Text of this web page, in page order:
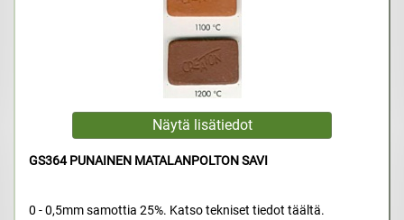
GS364 PUNAINEN MATALANPOLTON SAVI
0 - 0,5mm samottia 25%. Katso tekniset tiedot täältä.